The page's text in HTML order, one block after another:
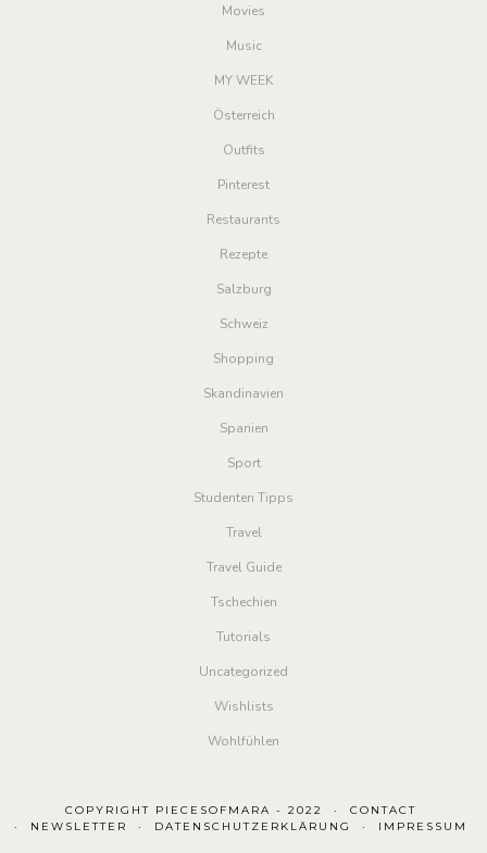
Movies
Music
MY WEEK
Österreich
Outfits
Pinterest
Restaurants
Rezepte
Salzburg
Schweiz
Shopping
Skandinavien
Spanien
Sport
Studenten Tipps
Travel
Travel Guide
Tschechien
Tutorials
Uncategorized
Wishlists
Wohlfühlen
COPYRIGHT PIECESOFMARA - 2022
CONTACT
NEWSLETTER
DATENSCHUTZERKLÄRUNG IMPRESSUM